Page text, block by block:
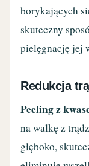
borykających
skuteczny
pielęgnację jej
Redukcja
Peeling z
na walkę z
głęboko,